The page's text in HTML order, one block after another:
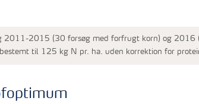
2011-2015 (30 forsøg med forfrugt korn) og 2016
til 125 kg N pr. ha. uden korrektion for